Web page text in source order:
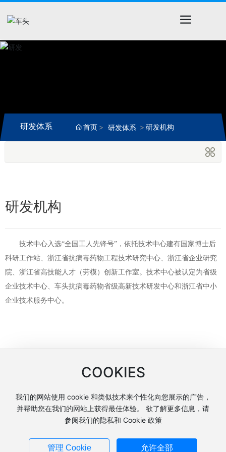
研发体系 首页 研发体系 研发机构
研发机构
技术中心入选“全国工人先锋号”，依托技术中心建有国家博士后
科研工作站、浙江省抗病毒药物工程技术研究中心、浙江省企业研究
院、浙江省高技能人才（劳模）创新工作室。技术中心被认定为省级
企业技术中心、车头抗病毒药物省级高新技术研发中心和浙江省中小
企业技术服务中心。
Copyright © 浙江车头制药股份有限公司
网站建设：中企动力 台州
COOKIES
我们的网站使用 cookie 和类似技术来个性化向您展示的广告，
并帮助您在我们的网站上获得最佳体验。 欲了解更多信息，请
参阅我们的隐私和 Cookie 政策
管理 Cookie 允许全部
浙公网安备33102402000567号